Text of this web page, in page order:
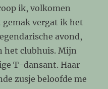
ik, volkomen
vergat ik het
avond,
het clubhuis. Mijn
T-dansant. Haar
zusje beloofde me